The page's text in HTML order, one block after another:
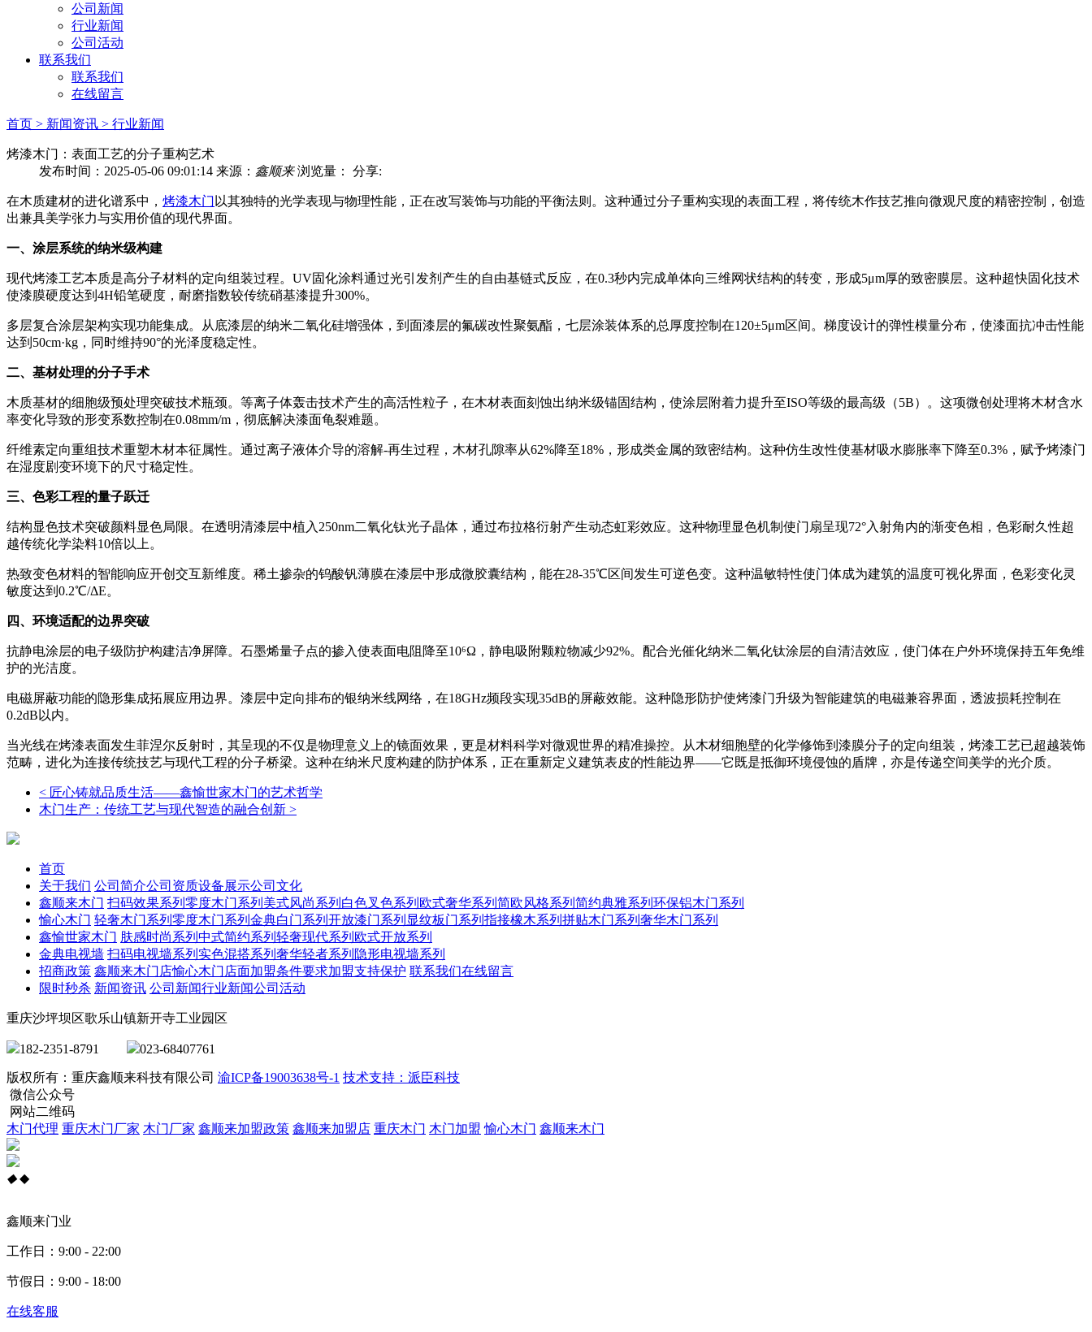
公司新闻
行业新闻
公司活动
联系我们
联系我们
在线留言
首页 > 新闻资讯 > 行业新闻
烤漆木门：表面工艺的分子重构艺术
发布时间：2025-05-06 09:01:14 来源： 鑫顺来 浏览量： 分享:
在木质建材的进化谱系中， 烤漆木门 以其独特的光学表现与物理性能，正在改写装饰与功能的平衡法则。这种通过分子重构实现的表面工程，将传统木作技艺推向微观尺度的精密控制，创造
出兼具美学张力与实用价值的现代界面。
一、涂层系统的纳米级构建
现代烤漆工艺本质是高分子材料的定向组装过程。UV固化涂料通过光引发剂产生的自由基链式反应，在0.3秒内完成单体向三维网状结构的转变，形成5μm厚的致密膜层。这种超快固化技术
使漆膜硬度达到4H铅笔硬度，耐磨指数较传统硝基漆提升300%。
多层复合涂层架构实现功能集成。从底漆层的纳米二氧化硅增强体，到面漆层的氟碳改性聚氨酯，七层涂装体系的总厚度控制在120±5μm区间。梯度设计的弹性模量分布，使漆面抗冲击性能
达到50cm·kg，同时维持90°的光泽度稳定性。
二、基材处理的分子手术
木质基材的细胞级预处理突破技术瓶颈。等离子体轰击技术产生的高活性粒子，在木材表面刻蚀出纳米级锚固结构，使涂层附着力提升至ISO等级的最高级（5B）。这项微创处理将木材含水
率变化导致的形变系数控制在0.08mm/m，彻底解决漆面龟裂难题。
纤维素定向重组技术重塑木材本征属性。通过离子液体介导的溶解-再生过程，木材孔隙率从62%降至18%，形成类金属的致密结构。这种仿生改性使基材吸水膨胀率下降至0.3%，赋予烤漆门
在湿度剧变环境下的尺寸稳定性。
三、色彩工程的量子跃迁
结构显色技术突破颜料显色局限。在透明清漆层中植入250nm二氧化钛光子晶体，通过布拉格衍射产生动态虹彩效应。这种物理显色机制使门扇呈现72°入射角内的渐变色相，色彩耐久性超
越传统化学染料10倍以上。
热致变色材料的智能响应开创交互新维度。稀土掺杂的钨酸钒薄膜在漆层中形成微胶囊结构，能在28-35℃区间发生可逆色变。这种温敏特性使门体成为建筑的温度可视化界面，色彩变化灵
敏度达到0.2℃/ΔE。
四、环境适配的边界突破
抗静电涂层的电子级防护构建洁净屏障。石墨烯量子点的掺入使表面电阻降至10⁶Ω，静电吸附颗粒物减少92%。配合光催化纳米二氧化钛涂层的自清洁效应，使门体在户外环境保持五年免维
护的光洁度。
电磁屏蔽功能的隐形集成拓展应用边界。漆层中定向排布的银纳米线网络，在18GHz频段实现35dB的屏蔽效能。这种隐形防护使烤漆门升级为智能建筑的电磁兼容界面，透波损耗控制在
0.2dB以内。
当光线在烤漆表面发生菲涅尔反射时，其呈现的不仅是物理意义上的镜面效果，更是材料科学对微观世界的精准操控。从木材细胞壁的化学修饰到漆膜分子的定向组装，烤漆工艺已超越装饰
范畴，进化为连接传统技艺与现代工程的分子桥梁。这种在纳米尺度构建的防护体系，正在重新定义建筑表皮的性能边界——它既是抵御环境侵蚀的盾牌，亦是传递空间美学的光介质。
< 匠心铸就品质生活——鑫愉世家木门的艺术哲学
‌木门生产：传统工艺与现代智造的融合创新 >
首页
关于我们 公司简介公司资质设备展示公司文化
鑫顺来木门 扫码效果系列 零度木门系列 美式风尚系列 白色叉色系列 欧式奢华系列 简欧风格系列 简约典雅系列 环保铝木门系列
愉心木门 轻奢木门系列 零度木门系列 金典白门系列 开放漆门系列 显纹板门系列 指接橡木系列 拼贴木门系列 奢华木门系列
鑫愉世家木门 肤感时尚系列 中式简约系列 轻奢现代系列 欧式开放系列
金典电视墙 扫码电视墙系列 实色混搭系列 奢华轻者系列 隐形电视墙系列
招商政策 鑫顺来木门店愉心木门店面加盟条件要求加盟支持保护 联系我们在线留言
限时秒杀 新闻资讯 公司新闻行业新闻公司活动
重庆沙坪坝区歌乐山镇新开寺工业园区
182-2351-8791 023-68407761
版权所有：重庆鑫顺来科技有限公司 渝ICP备19003638号-1 技术支持：派臣科技
微信公众号
网站二维码
木门代理 重庆木门厂家 木门厂家 鑫顺来加盟政策 鑫顺来加盟店 重庆木门 木门加盟 愉心木门 鑫顺来木门
◆ ◆
鑫顺来门业
工作日：9:00 - 22:00
节假日：9:00 - 18:00
在线客服